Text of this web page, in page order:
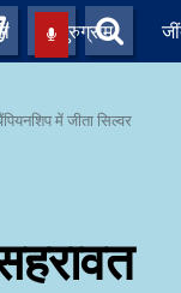
गुरुग्राम
में जीता सिल्वर